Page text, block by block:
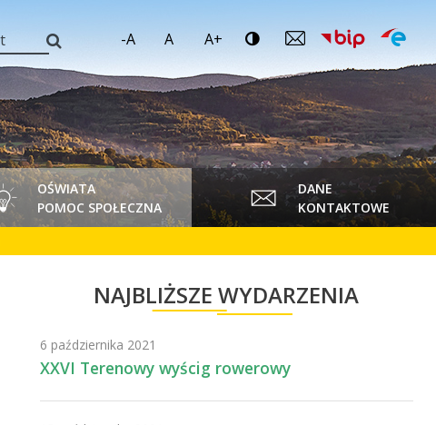
-A A A+
OŚWIATA
POMOC SPOŁECZNA
DANE
KONTAKTOWE
NAJBLIŻSZE WYDARZENIA
6 października 2021
XXVI Terenowy wyścig rowerowy